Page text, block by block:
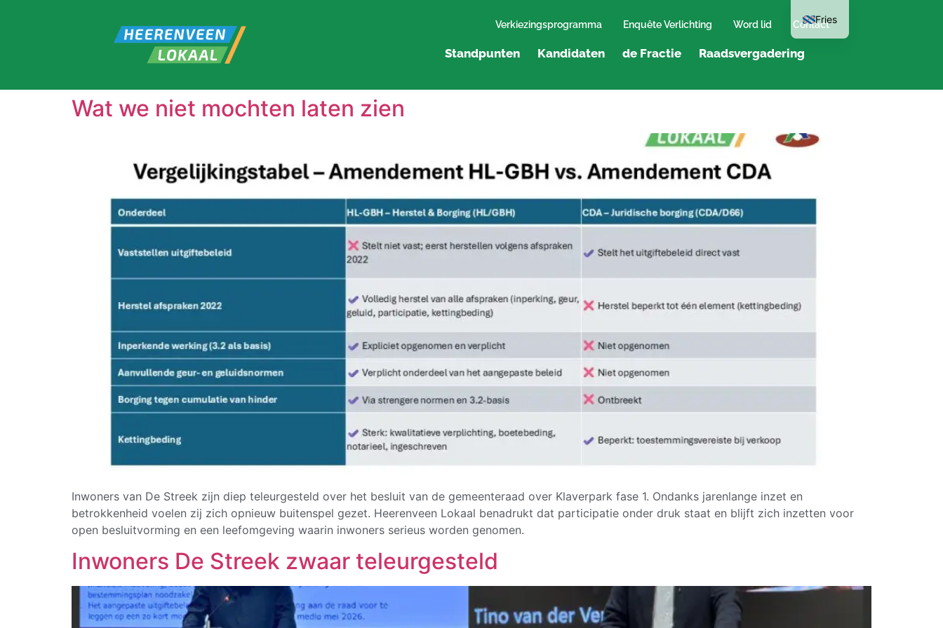
Verkiezingsprogramma Enquête Verlichting Word lid Contact
Standpunten Kandidaten de Fractie Raadsvergadering
Wat we niet mochten laten zien
Inwoners van De Streek zijn diep teleurgesteld over het besluit van de gemeenteraad over Klaverpark fase 1. Ondanks jarenlange inzet en
betrokkenheid voelen zij zich opnieuw buitenspel gezet. Heerenveen Lokaal benadrukt dat participatie onder druk staat en blijft zich inzetten voor
open besluitvorming en een leefomgeving waarin inwoners serieus worden genomen.
Inwoners De Streek zwaar teleurgesteld
Fries